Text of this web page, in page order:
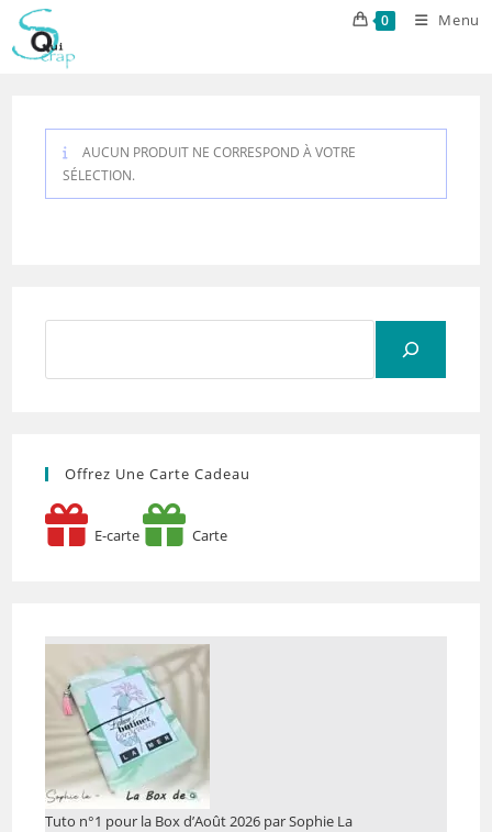
Skip
content
0 Menu
AUCUN PRODUIT NE CORRESPOND À VOTRE
SÉLECTION.
Offrez Une Carte Cadeau
E-carte Carte
Tuto n°1 pour la Box d’Août 2026 par Sophie La